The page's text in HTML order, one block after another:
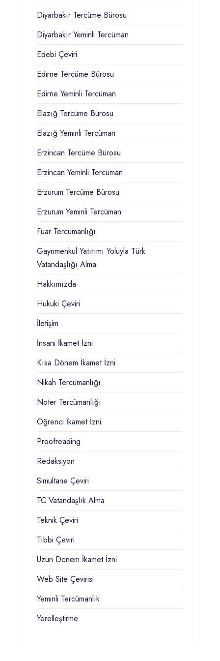
Diyarbakır Tercüme Bürosu
Diyarbakır Yeminli Tercüman
Edebi Çeviri
Edirne Tercüme Bürosu
Edirne Yeminli Tercüman
Elazığ Tercüme Bürosu
Elazığ Yeminli Tercüman
Erzincan Tercüme Bürosu
Erzincan Yeminli Tercüman
Erzurum Tercüme Bürosu
Erzurum Yeminli Tercüman
Fuar Tercümanlığı
Gayrimenkul Yatırımı Yoluyla Türk
Vatandaşlığı Alma
Hakkımızda
Hukuki Çeviri
İletişim
İnsani İkamet İzni
Kısa Dönem İkamet İzni
Nikah Tercümanlığı
Noter Tercümanlığı
Öğrenci İkamet İzni
Proofreading
Redaksiyon
Simultane Çeviri
TC Vatandaşlık Alma
Teknik Çeviri
Tıbbi Çeviri
Uzun Dönem İkamet İzni
Web Site Çevirisi
Yeminli Tercümanlık
Yerelleştirme